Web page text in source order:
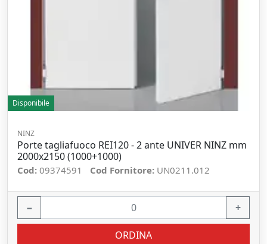
Disponibile
NINZ
Porte tagliafuoco REI120 - 2 ante UNIVER NINZ mm
2000x2150 (1000+1000)
Cod: 09374591 Cod Fornitore: UN0211.012
− +
ORDINA